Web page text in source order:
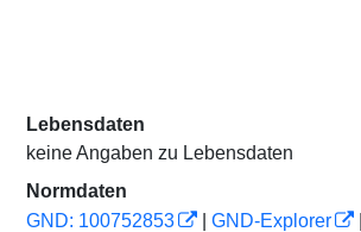
Lebensdaten
keine Angaben zu Lebensdaten
Normdaten
GND: 100752853
GND-Explorer